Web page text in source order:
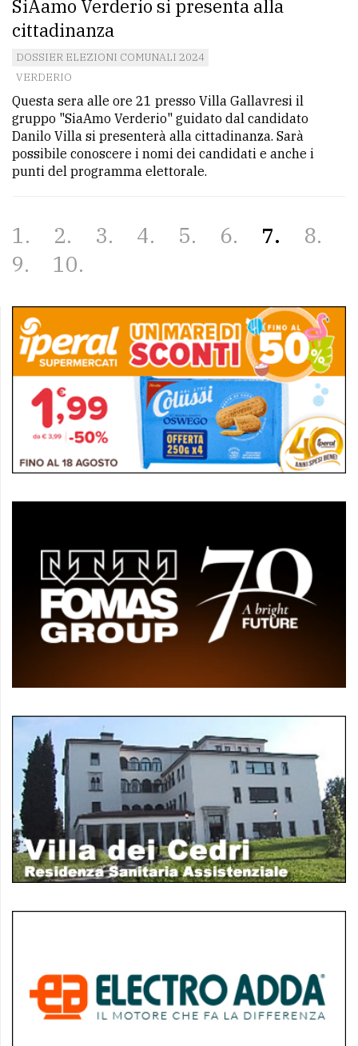
SiAamo Verderio si presenta alla
cittadinanza
DOSSIER ELEZIONI COMUNALI 2024
VERDERIO
Questa sera alle ore 21 presso Villa Gallavresi il
gruppo "SiaAmo Verderio" guidato dal candidato
Danilo Villa si presenterà alla cittadinanza. Sarà
possibile conoscere i nomi dei candidati e anche i
punti del programma elettorale.
1 2 3 4 5 6 7
8
9
10